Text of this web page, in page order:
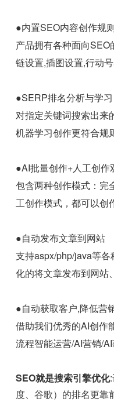
●内置SEO内容创作规
产品拥有各种面向
链设置,插图设置,行动
●SERP排名分析与学习
对指定关键词搜索出来
机器学习创作更符合规
●AI批量创作+人工创作
包含两种创作模式：完
工创作模式，都可以创
●自动发布文章到网站
支持aspx/php/java等
化的将文章发布到网站
●自动获取客户,降低营
借助我们优秀的AI创作
流程智能运营/AI营销/
SEO就是搜索引擎优化
度、谷歌）的排名更靠